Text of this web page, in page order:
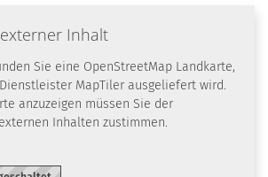
Inhalt
Sie eine OpenStreetMap Landkarte,
MapTiler ausgeliefert wird.
anzuzeigen müssen Sie der
Inhalten zustimmen.